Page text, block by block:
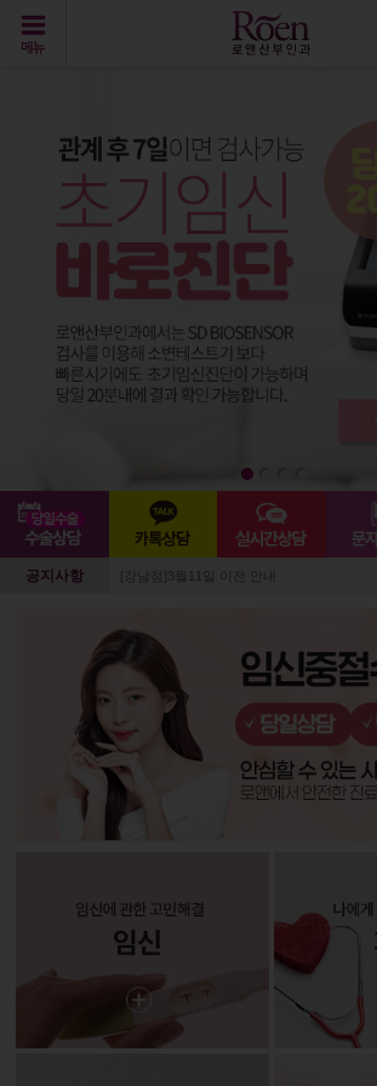
공지사항 [강남점]3월11일 이전 안내